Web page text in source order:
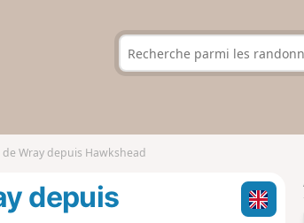
Wray depuis Hawkshead
depuis